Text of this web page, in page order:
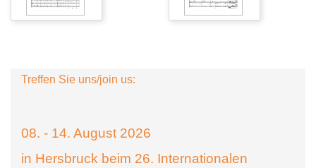
Treffen Sie uns/join us:
08. - 14. August 2026
in Hersbruck beim 26. Internationalen